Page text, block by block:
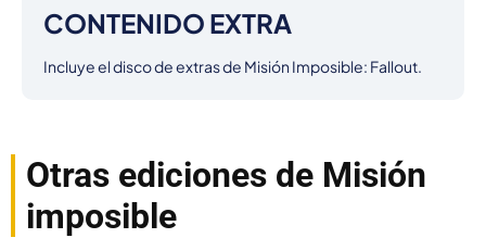
CONTENIDO EXTRA
Incluye el disco de extras de Misión Imposible: Fallout.
Otras ediciones de Misión
imposible